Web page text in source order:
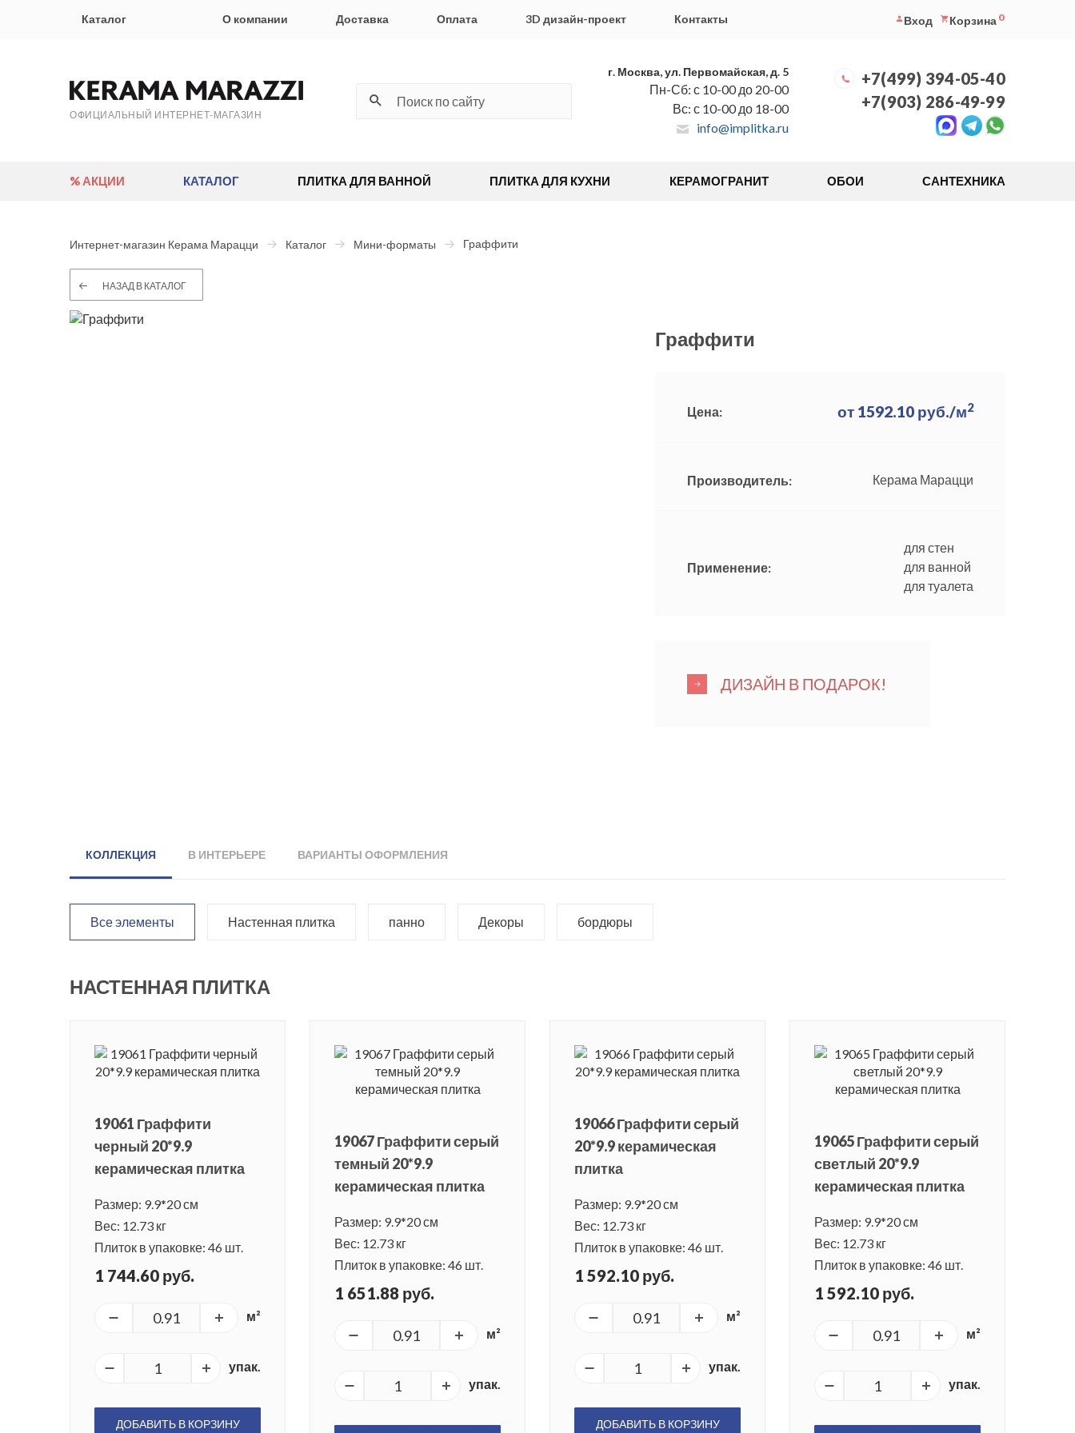
Каталог О компании Доставка Оплата 3D дизайн-проект Контакты Вход Корзина 0
ОФИЦИАЛЬНЫЙ ИНТЕРНЕТ-МАГАЗИН
г. Москва, ул. Первомайская, д. 5
Пн-Сб: с 10-00 до 20-00
Вс: с 10-00 до 18-00
info@implitka.ru
+7(499) 394-05-40
+7(903) 286-49-99
% АКЦИИ КАТАЛОГ ПЛИТКА ДЛЯ ВАННОЙ ПЛИТКА ДЛЯ КУХНИ КЕРАМОГРАНИТ ОБОИ САНТЕХНИКА
Интернет-магазин Керама Марацци Каталог Мини-форматы Граффити
НАЗАД В КАТАЛОГ
Граффити
Цена: от 1592.10 руб./м2
Производитель: Керама Марацци
Применение:
для стен
для ванной
для туалета
ДИЗАЙН В ПОДАРОК!
КОЛЛЕКЦИЯ В ИНТЕРЬЕРЕ ВАРИАНТЫ ОФОРМЛЕНИЯ
Все элементы Настенная плитка панно Декоры бордюры
НАСТЕННАЯ ПЛИТКА
19061 Граффити
черный 20*9.9
керамическая плитка
Размер: 9.9*20 см
Вес: 12.73 кг
Плиток в упаковке: 46 шт.
1 744.60 руб.
м²
упак.
ДОБАВИТЬ В КОРЗИНУ
19067 Граффити серый
темный 20*9.9
керамическая плитка
Размер: 9.9*20 см
Вес: 12.73 кг
Плиток в упаковке: 46 шт.
1 651.88 руб.
м²
упак.
19066 Граффити серый
20*9.9 керамическая
плитка
Размер: 9.9*20 см
Вес: 12.73 кг
Плиток в упаковке: 46 шт.
1 592.10 руб.
м²
упак.
ДОБАВИТЬ В КОРЗИНУ
19065 Граффити серый
светлый 20*9.9
керамическая плитка
Размер: 9.9*20 см
Вес: 12.73 кг
Плиток в упаковке: 46 шт.
1 592.10 руб.
м²
упак.